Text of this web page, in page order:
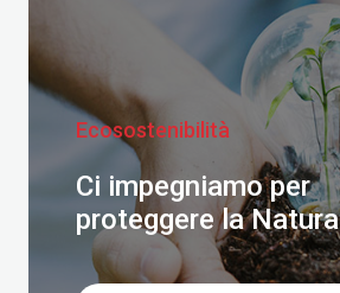
Ecosostenibilità
Ci impegniamo per
proteggere la Natura